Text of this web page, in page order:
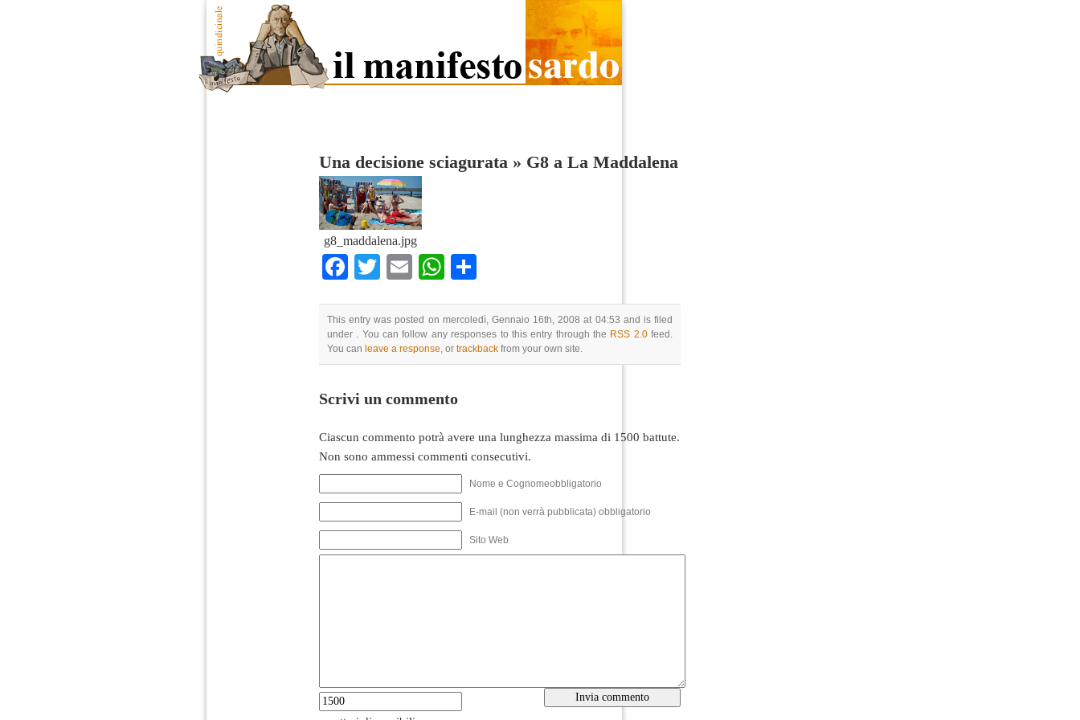
Una decisione sciagurata » G8 a La Maddalena
g8_maddalena.jpg
Facebook
Twitter
EmailWhatsApp
This entry was posted on mercoledì, Gennaio 16th, 2008 at 04:53 and is filed
under . You can follow any responses to this entry through the RSS 2.0feed.
You can leave a response , or trackback from your own site.
Scrivi un commento
Ciascun commento potrà avere una lunghezza massima di 1500 battute.
Non sono ammessi commenti consecutivi.
Nome e Cognomeobbligatorio
E-mail (non verrà pubblicata) obbligatorio
Sito Web